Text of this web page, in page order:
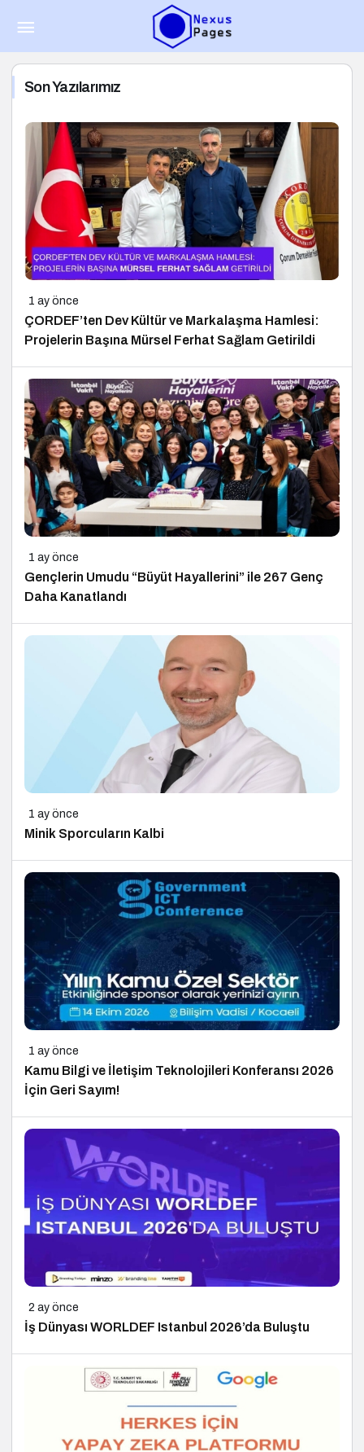
Son Yazılarımız
1 ay önce
ÇORDEF’ten Dev Kültür ve Markalaşma Hamlesi:
Projelerin Başına Mürsel Ferhat Sağlam Getirildi
1 ay önce
Gençlerin Umudu “Büyüt Hayallerini” ile 267 Genç
Daha Kanatlandı
1 ay önce
Minik Sporcuların Kalbi
1 ay önce
Kamu Bilgi ve İletişim Teknolojileri Konferansı 2026
İçin Geri Sayım!
2 ay önce
İş Dünyası WORLDEF Istanbul 2026’da Buluştu